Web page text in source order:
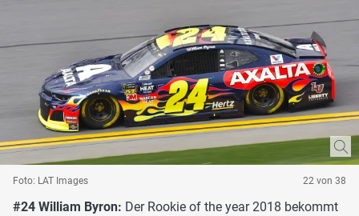
Foto: LAT Images 22 von 38
#24 William Byron: Der Rookie of the year 2018 bekommt